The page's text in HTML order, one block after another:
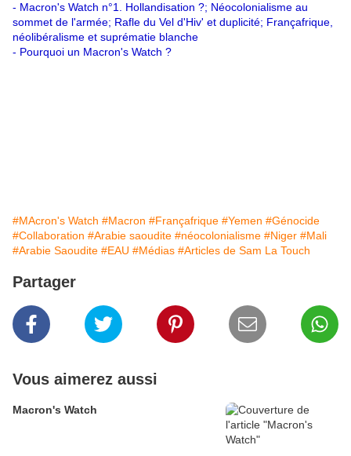
- Macron's Watch n°1. Hollandisation ?; Néocolonialisme au
sommet de l'armée; Rafle du Vel d'Hiv' et duplicité; Françafrique,
néolibéralisme et suprématie blanche
- Pourquoi un Macron's Watch ?
#MAcron's Watch #Macron #Françafrique #Yemen #Génocide
#Collaboration #Arabie saoudite #néocolonialisme #Niger #Mali
#Arabie Saoudite #EAU #Médias #Articles de Sam La Touch
Partager
Vous aimerez aussi
Macron's Watch